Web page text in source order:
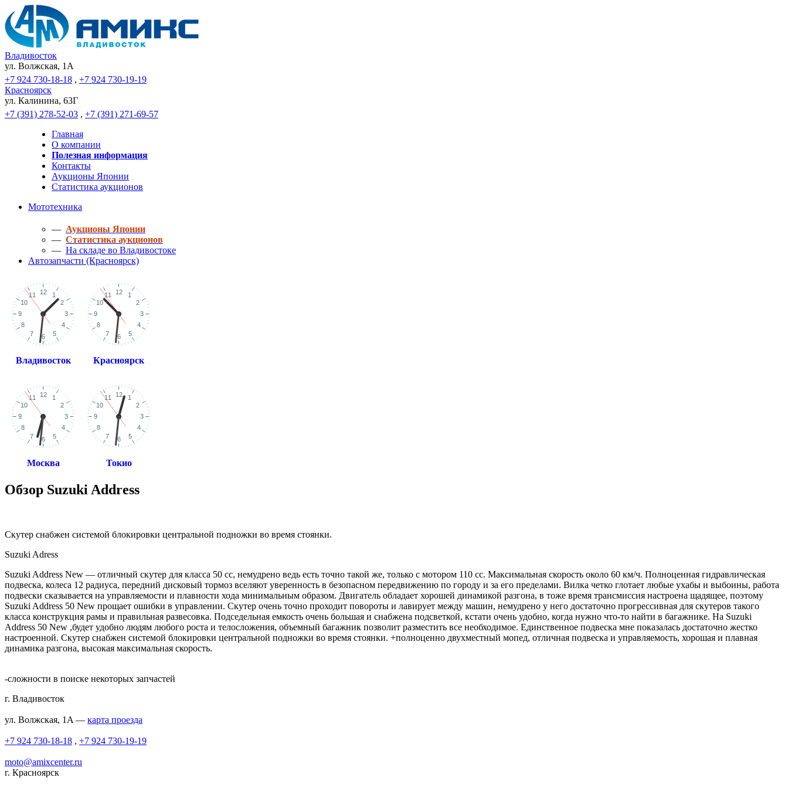
Владивосток
ул. Волжская, 1A
+7 924 730-18-18 , +7 924 730-19-19
Красноярск
ул. Калинина, 63Г
+7 (391) 278-52-03 , +7 (391) 271-69-57
Главная
О компании
Полезная информация
Контакты
Аукционы Японии
Статистика аукционов
Мототехника
— Аукционы Японии
— Статистика аукционов
— На складе во Владивостоке
Автозапчасти (Красноярск)
Владивосток Красноярск
Москва Токио
Обзор Suzuki Address
Скутер снабжен системой блокировки центральной подножки во время стоянки.
Suzuki Adress
Suzuki Address New — отличный скутер для класса 50 сс, немудрено ведь есть точно такой же, только с мотором 110 сс. Максимальная скорость около 60 км/ч. Полноценная гидравлическая
подвеска, колеса 12 радиуса, передний дисковый тормоз вселяют уверенность в безопасном передвижению по городу и за его пределами. Вилка четко глотает любые ухабы и выбоины, работа
подвески сказывается на управляемости и плавности хода минимальным образом. Двигатель обладает хорошей динамикой разгона, в тоже время трансмиссия настроена щадящее, поэтому
Suzuki Address 50 New прощает ошибки в управлении. Скутер очень точно проходит повороты и лавирует между машин, немудрено у него достаточно прогрессивная для скутеров такого
класса конструкция рамы и правильная развесовка. Подседельная емкость очень большая и снабжена подсветкой, кстати очень удобно, когда нужно что-то найти в багажнике. На Suzuki
Address 50 New ,будет удобно людям любого роста и телосложения, объемный багажник позволит разместить все необходимое. Единственное подвеска мне показалась достаточно жестко
настроенной. Скутер снабжен системой блокировки центральной подножки во время стоянки. +полноценно двухместный мопед, отличная подвеска и управляемость, хорошая и плавная
динамика разгона, высокая максимальная скорость.
-сложности в поиске некоторых запчастей
г. Владивосток
ул. Волжская, 1A — карта проезда
+7 924 730-18-18 , +7 924 730-19-19
moto@amixcenter.ru
г. Красноярск